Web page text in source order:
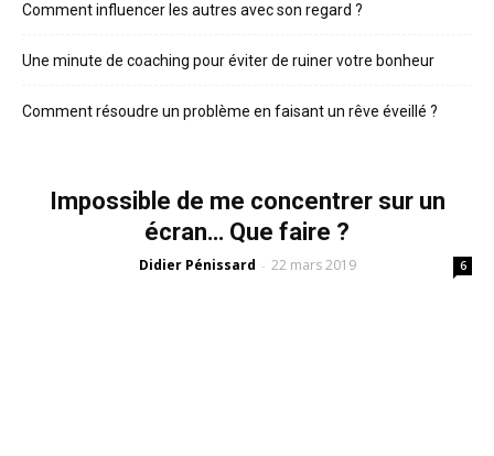
Comment influencer les autres avec son regard ?
Une minute de coaching pour éviter de ruiner votre bonheur
Comment résoudre un problème en faisant un rêve éveillé ?
Impossible de me concentrer sur un
écran… Que faire ?
Didier Pénissard - 22 mars 2019 6